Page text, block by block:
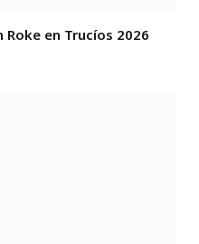
en Trucíos 2026